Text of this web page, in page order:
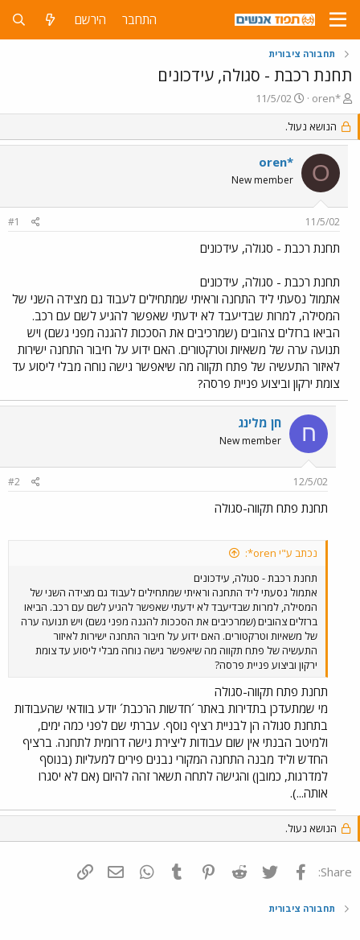
התחבר הירשם
תחבורה ציבורית
תחנת רכבת - סגולה, עידכונים
פ
ו
ת
ח
נ
oren*
פ
ו
ר
ס
ם
ת
ך
11/5/02
הנושא נעול.
O
oren*
New member
11/5/02
#1
תחנת רכבת - סגולה, עידכונים
תחנת רכבת - סגולה, עידכונים
אתמול נסעתי ליד התחנה וראיתי שמתחילים לעבוד גם מצידה השני של
המסילה, למרות שבדיעבד לא ידעתי שאפשר להגיע לשם עם רכב.
הביאו ברזלים צהובים (שמרכיבים את הסככות להגנה מפני גשם) ויש
תנועה ערה של משאיות וטרקטורים. האם ידוע על חיבור התחנה ישירות
לאיזור התעשיה של פתח תקווה מה שיאפשר גישה נוחה מבלי ליסוע עד
צומת ירקון וביצוע פניית פרסה?
ח חן מלינג
New member
12/5/02
#2
תחנת פתח תקווה-סגולה
נכתב ע"י oren*:
תחנת רכבת - סגולה, עידכונים
אתמול נסעתי ליד התחנה וראיתי שמתחילים לעבוד גם מצידה השני של
המסילה, למרות שבדיעבד לא ידעתי שאפשר להגיע לשם עם רכב. הביאו
ברזלים צהובים (שמרכיבים את הסככות להגנה מפני גשם) ויש תנועה ערה
של משאיות וטרקטורים. האם ידוע על חיבור התחנה ישירות לאיזור
התעשיה של פתח תקווה מה שיאפשר גישה נוחה מבלי ליסוע עד צומת
ירקון וביצוע פניית פרסה?
תחנת פתח תקווה-סגולה
מי שמתעדכן בתדירות באתר ´חדשות הרכבת´ יודע בוודאי שהעבודות
בתחנת סגולה הן לבניית רציף נוסף. עברתי שם לפני כמה ימים,
ולמיטב הבנתי אין שום עבודות ליצירת גישה דרומית לתחנה. ברציף
החדש וליד מבנה התחנה המקורי נבנים פירים למעליות (בנוסף
למדרגות, כמובן) והגישה לתחה תשאר זהה להיום (אם לא יסגרו
אותה...).
הנושא נעול.
Share: פייסבוק Twitter
Reddit
Pinterest
Tumblr
WhatsAppדואר אלקטרוני
תחבורה ציבורית